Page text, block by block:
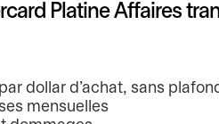
Platine Affaires
dollar d’achat, sans
mensuelles